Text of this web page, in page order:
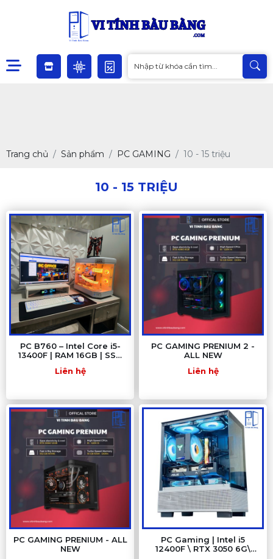
Trang chủ Sản phẩm PC GAMING 10 - 15 triệu
10 - 15 TRIỆU
PC B760 – Intel Core i5-
13400F | RAM 16GB | SSD
năng đỉnh tầm trung 2025
Liên hệ
PC GAMING PRENIUM 2 -
ALL NEW
Liên hệ
PC GAMING PRENIUM - ALL
NEW
PC Gaming | Intel i5
12400F \ RTX 3050 6G\